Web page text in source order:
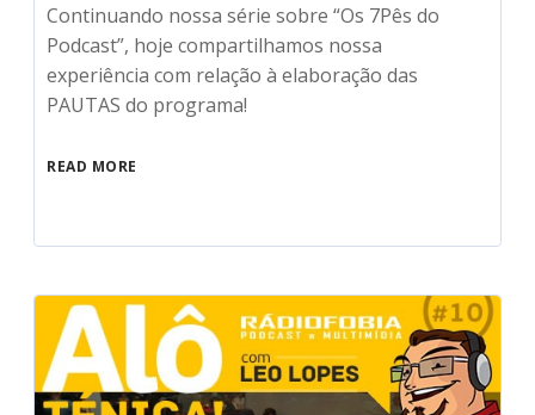
Continuando nossa série sobre “Os 7Pês do
Podcast”, hoje compartilhamos nossa
experiência com relação à elaboração das
PAUTAS do programa!
READ MORE